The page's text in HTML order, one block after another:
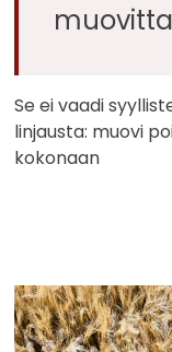
Se ei vaadi
linjausta: muovi
kokonaan